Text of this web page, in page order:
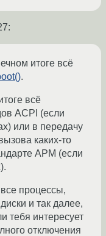
:
итоге всё
.
всё
ACPI (если
или в передачу
каких-то
APM (если
процессы,
и так далее,
тебя интересует
отключения